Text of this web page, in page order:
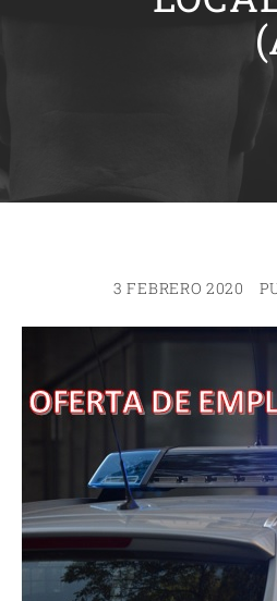
3 FEBRERO 2020